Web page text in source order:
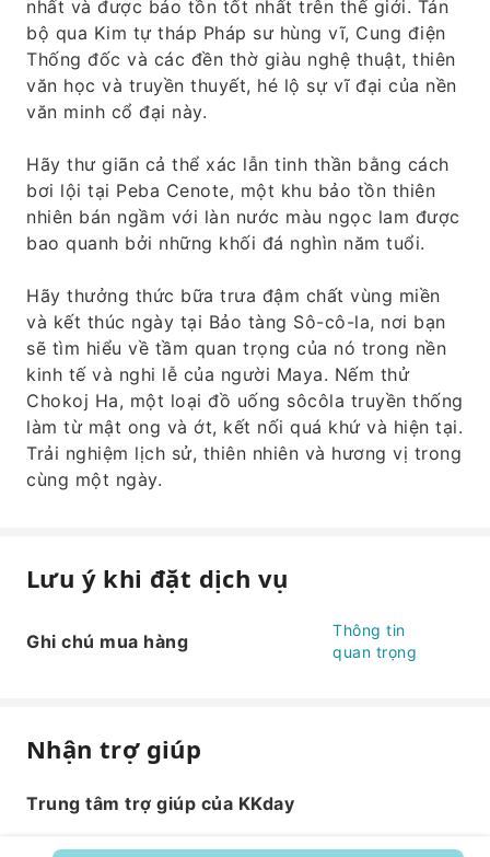
nhất và được bảo tồn tốt nhất trên thế giới. Tản
bộ qua Kim tự tháp Pháp sư hùng vĩ, Cung điện
Thống đốc và các đền thờ giàu nghệ thuật, thiên
văn học và truyền thuyết, hé lộ sự vĩ đại của nền
văn minh cổ đại này.
Hãy thư giãn cả thể xác lẫn tinh thần bằng cách
bơi lội tại Peba Cenote, một khu bảo tồn thiên
nhiên bán ngầm với làn nước màu ngọc lam được
bao quanh bởi những khối đá nghìn năm tuổi.
Hãy thưởng thức bữa trưa đậm chất vùng miền
và kết thúc ngày tại Bảo tàng Sô-cô-la, nơi bạn
sẽ tìm hiểu về tầm quan trọng của nó trong nền
kinh tế và nghi lễ của người Maya. Nếm thử
Chokoj Ha, một loại đồ uống sôcôla truyền thống
làm từ mật ong và ớt, kết nối quá khứ và hiện tại.
Trải nghiệm lịch sử, thiên nhiên và hương vị trong
cùng một ngày.
Lưu ý khi đặt dịch vụ
Ghi chú mua hàng
Thông tin
quan trọng
Nhận trợ giúp
Trung tâm trợ giúp của KKday